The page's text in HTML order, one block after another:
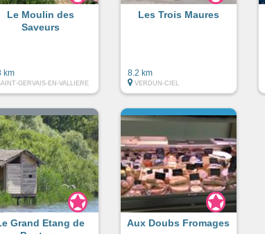
Le Moulin des
Saveurs
km
GERVAIS-EN-VALLIERE
Les Trois Maures
8.2 km
VERDUN-CIEL
Grand Etang de
Aux Doubs Fromages